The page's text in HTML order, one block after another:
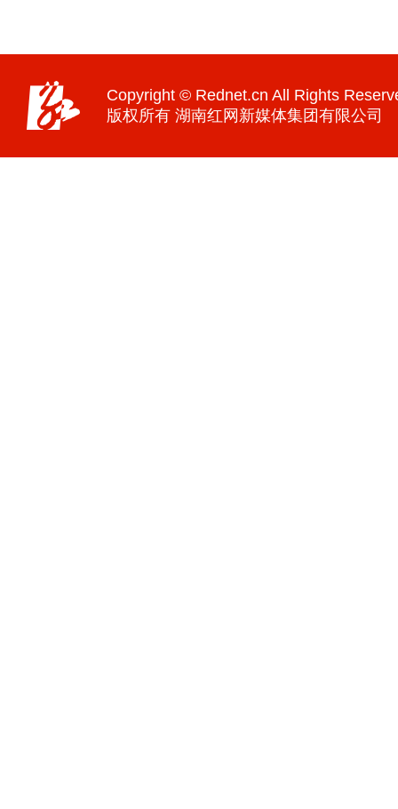
Copyright © Rednet.cn All Rights
版权所有 湖南红网新媒体集团有限公司